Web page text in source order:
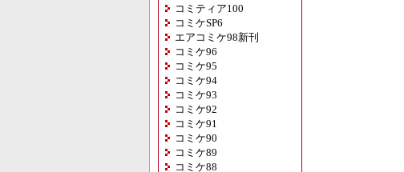
コミティア100
コミケSP6
エアコミケ98新刊
コミケ96
コミケ95
コミケ94
コミケ93
コミケ92
コミケ91
コミケ90
コミケ89
コミケ88